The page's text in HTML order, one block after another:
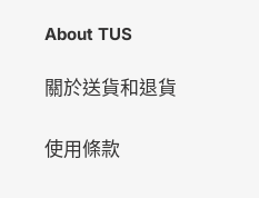
About TUS
關於送貨和退貨
使用條款